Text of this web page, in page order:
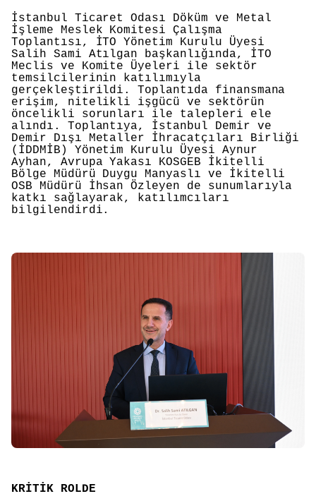
İstanbul Ticaret Odası Döküm ve Metal
İşleme Meslek Komitesi Çalışma
Toplantısı, İTO Yönetim Kurulu Üyesi
Salih Sami Atılgan başkanlığında, İTO
Meclis ve Komite Üyeleri ile sektör
temsilcilerinin katılımıyla
gerçekleştirildi. Toplantıda finansmana
erişim, nitelikli işgücü ve sektörün
öncelikli sorunları ile talepleri ele
alındı. Toplantıya, İstanbul Demir ve
Demir Dışı Metaller İhracatçıları Birliği
(İDDMİB) Yönetim Kurulu Üyesi Aynur
Ayhan, Avrupa Yakası KOSGEB İkitelli
Bölge Müdürü Duygu Manyaslı ve İkitelli
OSB Müdürü İhsan Özleyen de sunumlarıyla
katkı sağlayarak, katılımcıları
bilgilendirdi.
KRİTİK ROLDE